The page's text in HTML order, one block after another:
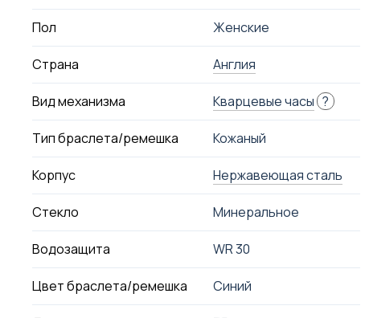
Пол Женские
Страна Англия
Вид механизма Кварцевые часы ?
Тип браслета/ремешка Кожаный
Корпус Нержавеющая сталь
Стекло Минеральное
Водозащита WR 30
Цвет браслета/ремешка Синий